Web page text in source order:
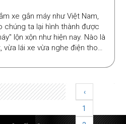
xe gắn máy như Việt Nam,
chúng ta lại hình thành được
lộn xộn như hiện nay. Nào là
lái xe vừa nghe điện thoại,
ngoài tới Việt Nam ngạc
Chúng ta nghĩ sao khi
‹
1